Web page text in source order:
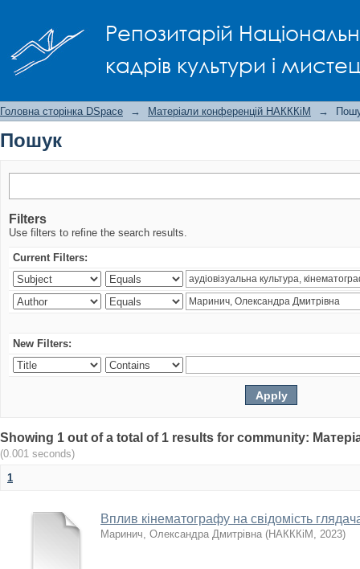
Репозитарій
кадрів культури і
Головна сторінка DSpace → Матеріали конференцій НАКККіМ →
Пошук
Filters
Use filters to refine the search results.
Current Filters:
New Filters:
Showing 1 out of a total of 1 results for community:
(0.001 seconds)
1
Вплив кінематографу на свідомість
Маринич, Олександра Дмитрівна (НАКККіМ , 2023)